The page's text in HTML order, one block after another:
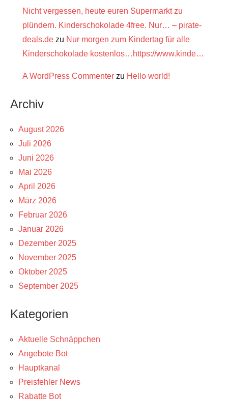
Nicht vergessen, heute euren Supermarkt zu
plündern. Kinderschokolade 4free. Nur… – pirate-
deals.de zu Nur morgen zum Kindertag für alle
Kinderschokolade kostenlos…https://www.kinde…
A WordPress Commenter zu Hello world!
Archiv
August 2026
Juli 2026
Juni 2026
Mai 2026
April 2026
März 2026
Februar 2026
Januar 2026
Dezember 2025
November 2025
Oktober 2025
September 2025
Kategorien
Aktuelle Schnäppchen
Angebote Bot
Hauptkanal
Preisfehler News
Rabatte Bot